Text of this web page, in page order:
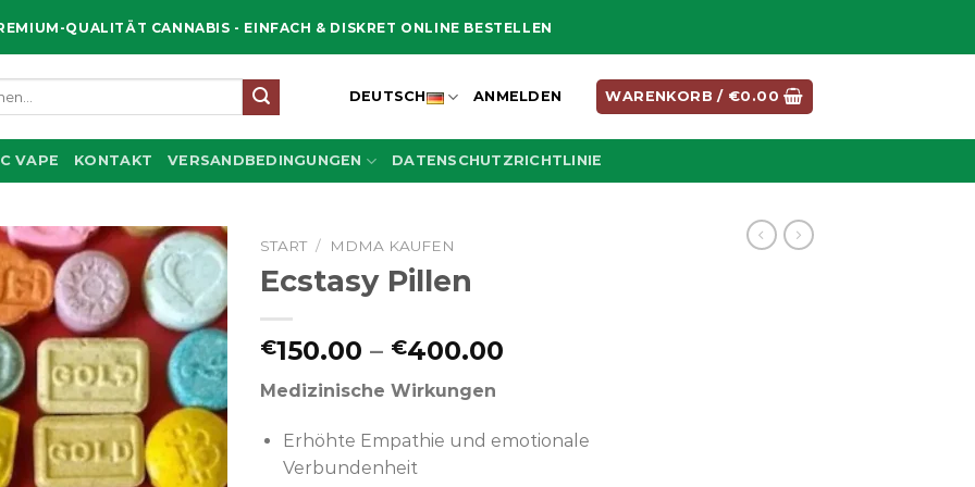
QUALITÄT CANNABIS - EINFACH & DISKRET ONLINE BESTELLEN
DEUTSCH ANMELDEN WARENKORB / €0.00
VAPE KONTAKT VERSANDBEDINGUNGEN DATENSCHUTZRICHTLINIE
START / MDMA KAUFEN​
Ecstasy Pillen
€150.00 – €400.00
€400.00
Medizinische Wirkungen
Erhöhte Empathie und emotionale
Verbundenheit